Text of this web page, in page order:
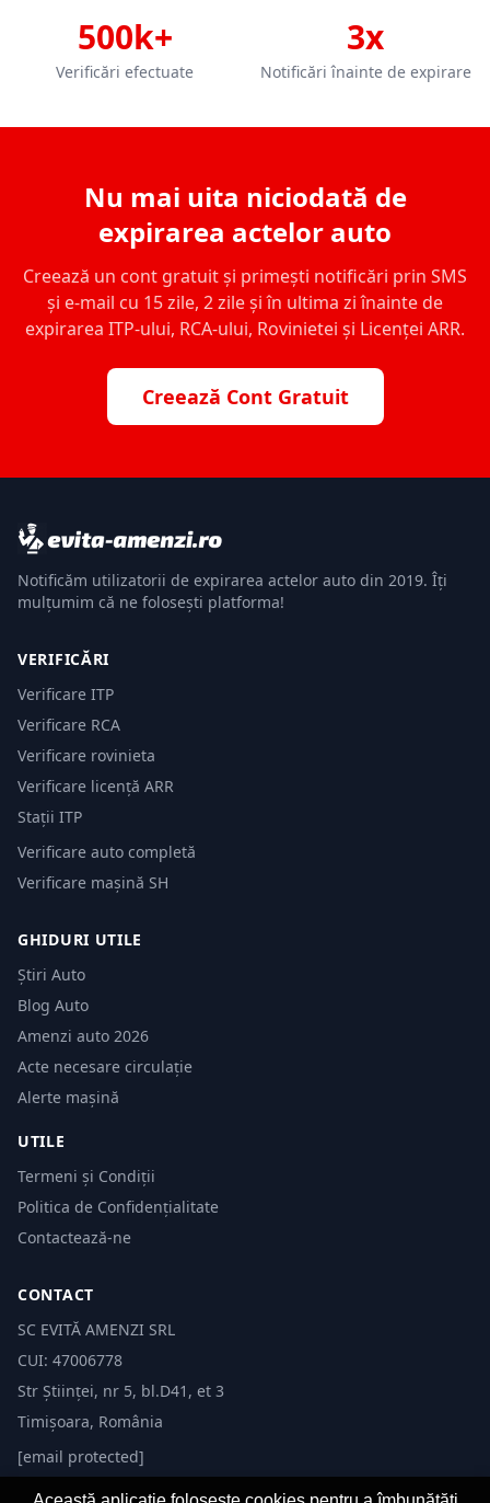
500k+
Verificări efectuate
3x
Notificări înainte de expirare
Nu mai uita niciodată de
expirarea actelor auto
Creează un cont gratuit și primești notificări prin SMS
și e-mail cu 15 zile, 2 zile și în ultima zi înainte de
expirarea ITP-ului, RCA-ului, Rovinietei și Licenței ARR.
Creează Cont Gratuit
Notificăm utilizatorii de expirarea actelor auto din 2019. Îți
mulțumim că ne folosești platforma!
VERIFICĂRI
Verificare ITP
Verificare RCA
Verificare rovinieta
Verificare licență ARR
Stații ITP
Verificare auto completă
Verificare mașină SH
GHIDURI UTILE
Știri Auto
Blog Auto
Amenzi auto 2026
Acte necesare circulație
Alerte mașină
UTILE
Termeni și Condiții
Politica de Confidențialitate
Contactează-ne
CONTACT
SC EVITĂ AMENZI SRL
CUI: 47006778
Str Științei, nr 5, bl.D41, et 3
Timișoara, România
[email protected]